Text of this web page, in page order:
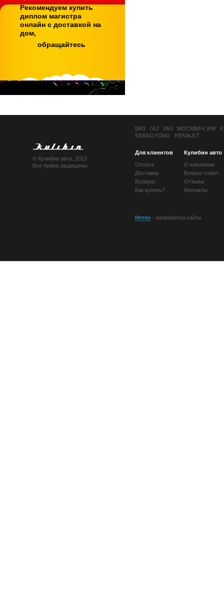
Рекомендуем купить
диплом магистра
онлайн с доставкой на
дом,
обращайтесь
ВАЗ ГАЗ УАЗ МОСКВИЧ, ИЖ
SSANGYONG
RENAULT
Для клиентов
Кулибин авто
Оплата
Доставка
Возврат
Как купить?
О компании
Вопрос-ответ
Отзывы
Контакты
Интео – разработка сайта
© Кулибин авто, 2013
Все права защищены